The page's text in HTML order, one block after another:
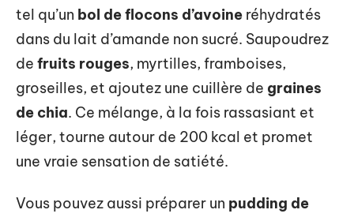
tel qu’un bol de flocons d’avoine réhydratés
dans du lait d’amande non sucré. Saupoudrez
de fruits rouges, myrtilles, framboises,
groseilles, et ajoutez une cuillère de graines
de chia. Ce mélange, à la fois rassasiant et
léger, tourne autour de 200 kcal et promet
une vraie sensation de satiété.
Vous pouvez aussi préparer un pudding de